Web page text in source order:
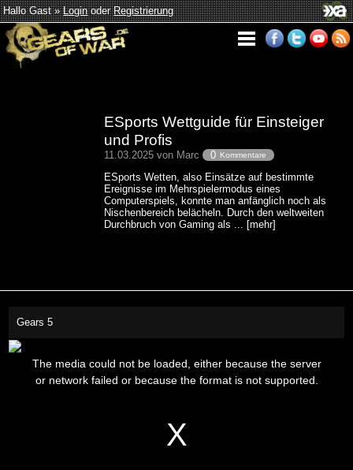
Hallo Gast »LoginoderRegistrierung
ESports Wettguide für Einsteiger
und Profis
11.03.2025 von Marc 0 Kommentare
ESports Wetten, also Einsätze auf bestimmte
Ereignisse im Mehrspielermodus eines
Computerspiels, konnte man anfänglich noch als
Nischenbereich belächeln. Durch den weltweiten
Durchbruch von Gaming als ... [mehr]
Gears 5
This
window.
The media could not be loaded, either because the server
or network failed or because the format is not supported.